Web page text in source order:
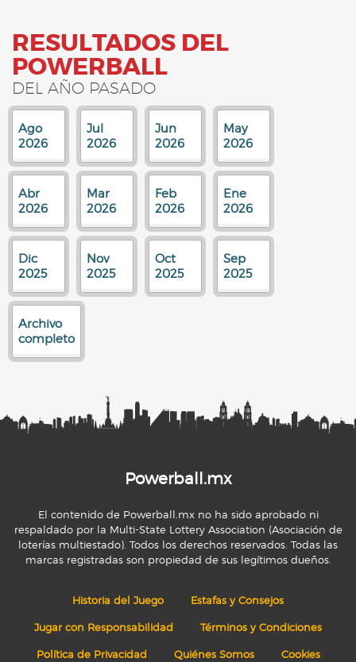
RESULTADOS DEL
POWERBALL
DEL AÑO PASADO
Ago
2026
Jul
2026
Jun
2026
May
2026
Abr
2026
Mar
2026
Feb
2026
Ene
2026
Dic
2025
Nov
2025
Oct
2025
Sep
2025
Archivo
completo
Powerball.mx
El contenido de Powerball.mx no ha sido aprobado ni
respaldado por la Multi-State Lottery Association (Asociación de
loterías multiestado). Todos los derechos reservados. Todas las
marcas registradas son propiedad de sus legítimos dueños.
Historia del Juego Estafas y Consejos
Jugar con Responsabilidad Términos y Condiciones
Política de Privacidad Quiénes Somos Cookies